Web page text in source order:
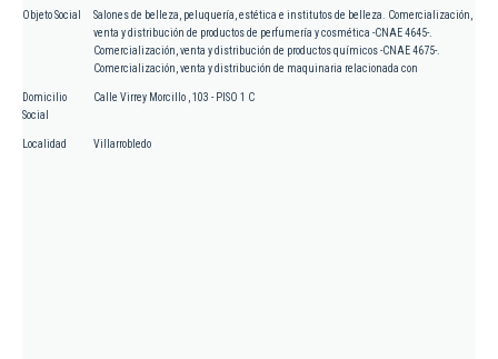
Objeto Social
Salones de belleza, peluquería, estética e institutos de belleza. Comercialización,
venta y distribución de productos de perfumería y cosmética -CNAE 4645-.
Comercialización, venta y distribución de productos químicos -CNAE 4675-.
Comercialización, venta y distribución de maquinaria relacionada con
Domicilio
Social
Calle Virrey Morcillo , 103 - PISO 1 C
Localidad Villarrobledo